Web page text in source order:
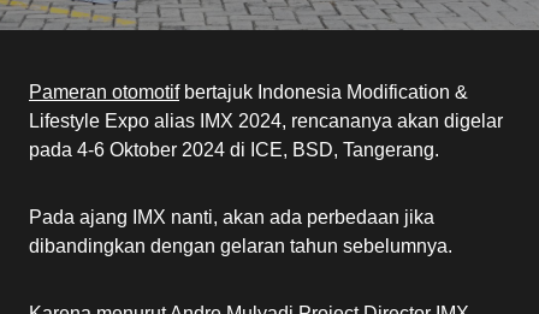
Pameran otomotifbertajuk Indonesia Modification &
Lifestyle Expo alias IMX 2024, rencananya akan digelar
pada 4-6 Oktober 2024 di ICE, BSD, Tangerang.
Pada ajang IMX nanti, akan ada perbedaan jika
dibandingkan dengan gelaran tahun sebelumnya.